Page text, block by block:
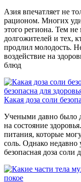
Азия впечатляет не
рационом. Многих
этого региона. Тем не
долгожителей и тех,
продлил молодость.
воздействие на
блюд
безопасна для
Какая доза соли
Учеными давно было
на состояние
питания, которые
соль. Однако недавно
безопасная доза соли